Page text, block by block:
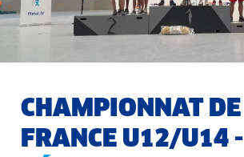
CHAMPIONNAT DE
FRANCE U12/U14 -